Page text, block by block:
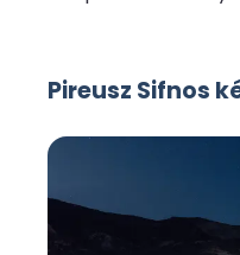
Pireusz Sifnos